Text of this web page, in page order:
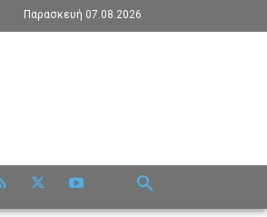
Παρασκευή 07.08.2026